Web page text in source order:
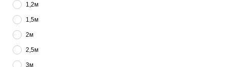
1,2м
1,5м
2м
2,5м
3м